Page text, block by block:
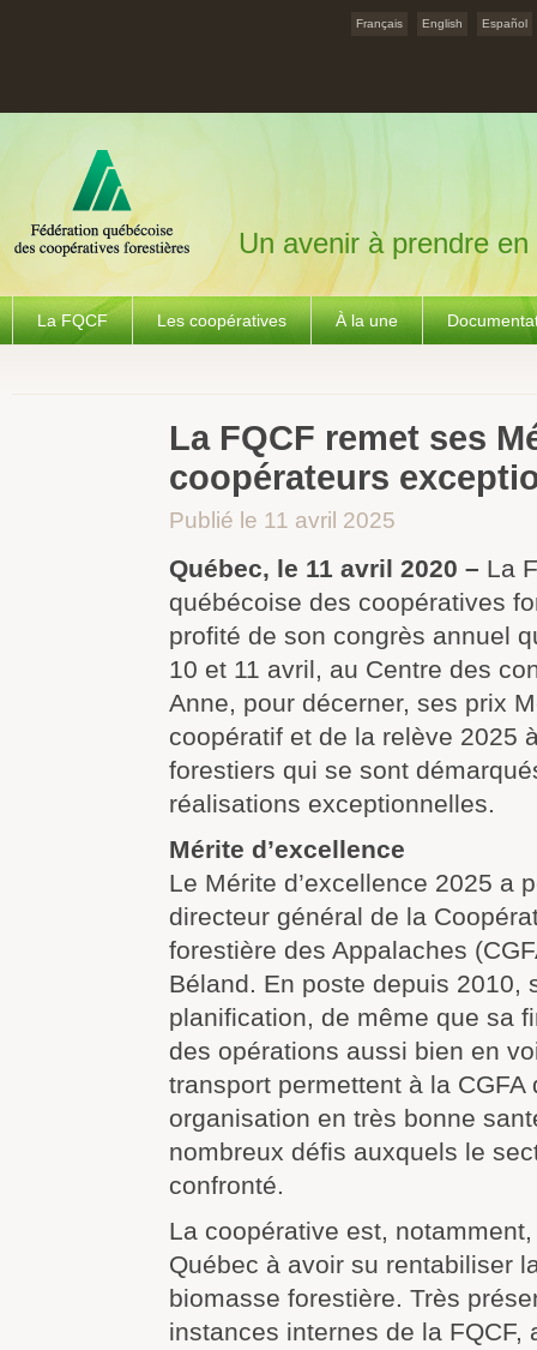
Français English Español
Un avenir à prendre en
La FQCF Les coopératives À la une
La FQCF remet ses
coopérateurs
Publié le 11 avril 2025
Québec, le 11 avril 2020 – La
québécoise des coopératives
profité de son congrès annuel
10 et 11 avril, au Centre des
Anne, pour décerner, ses prix
coopératif et de la relève 2025
forestiers qui se sont
réalisations exceptionnelles.
Mérite d’excellence
Le Mérite d’excellence 2025 a
directeur général de la
forestière des Appalaches
Béland. En poste depuis 2010,
planification, de même que sa
des opérations aussi bien en
transport permettent à la CGFA
organisation en très bonne
nombreux défis auxquels le
confronté.
La coopérative est,
Québec à avoir su rentabiliser
biomasse forestière. Très
instances internes de la FQCF,